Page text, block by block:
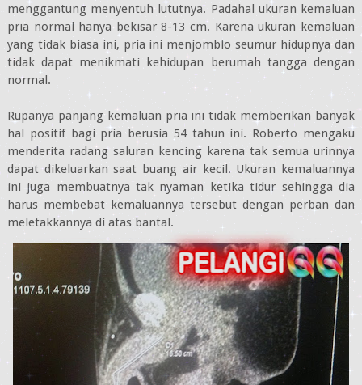
menggantung menyentuh lututnya. Padahal ukuran kemaluan
pria normal hanya bekisar 8-13 cm. Karena ukuran kemaluan
yang tidak biasa ini, pria ini menjomblo seumur hidupnya dan
tidak dapat menikmati kehidupan berumah tangga dengan
normal.
Rupanya panjang kemaluan pria ini tidak memberikan banyak
hal positif bagi pria berusia 54 tahun ini. Roberto mengaku
menderita radang saluran kencing karena tak semua urinnya
dapat dikeluarkan saat buang air kecil. Ukuran kemaluannya
ini juga membuatnya tak nyaman ketika tidur sehingga dia
harus membebat kemaluannya tersebut dengan perban dan
meletakkannya di atas bantal.